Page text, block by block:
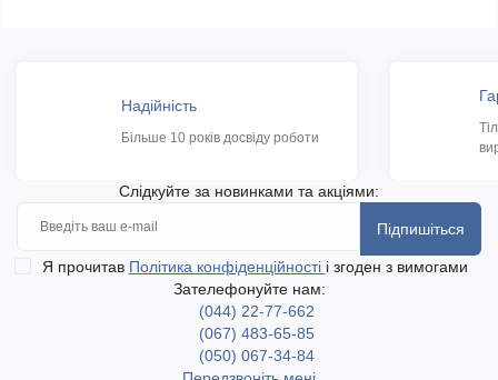
Надійність
Більше 10 років досвіду роботи
Слідкуйте за новинками та акціями:
Підпишіться
Я прочитав Політика конфіденційності і згоден з вимогами
Зателефонуйте нам:
(044) 22-77-662
(067) 483-65-85
(050) 067-34-84